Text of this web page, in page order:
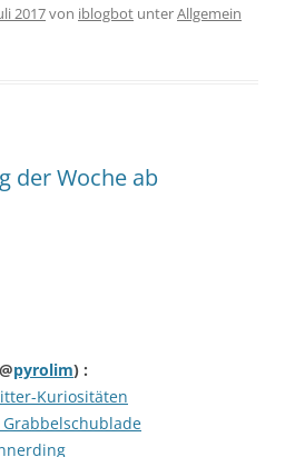
2017von iblogbot unterAllgemein
der Woche ab
pyrolim) :
Kuriositäten
Grabbelschublade